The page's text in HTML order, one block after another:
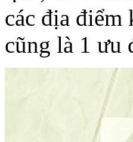
các địa
cũng là 1 ưu